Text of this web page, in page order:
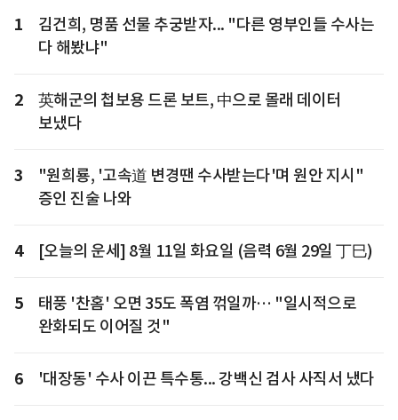
1
김건희, 명품 선물 추궁받자... "다른 영부인들 수사는
다 해봤냐"
2
英해군의 첩보용 드론 보트, 中으로 몰래 데이터
보냈다
3
"원희룡, '고속道 변경땐 수사받는다'며 원안 지시"
증인 진술 나와
4 [오늘의 운세] 8월 11일 화요일 (음력 6월 29일 丁巳)
5
태풍 '찬홈' 오면 35도 폭염 꺾일까… "일시적으로
완화되도 이어질 것"
6 '대장동' 수사 이끈 특수통... 강백신 검사 사직서 냈다